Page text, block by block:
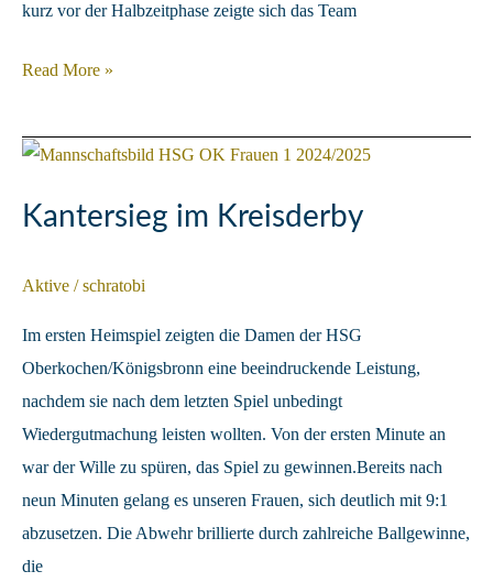
kurz vor der Halbzeitphase zeigte sich das Team
HSG
gute
Read More »
Kantersieg im Kreisderby
Aktive /schratobi
Im ersten Heimspiel zeigten die Damen der HSG
Oberkochen/Königsbronn eine beeindruckende Leistung,
nachdem sie nach dem letzten Spiel unbedingt
Wiedergutmachung leisten wollten. Von der ersten Minute an
war der Wille zu spüren, das Spiel zu gewinnen.Bereits nach
neun Minuten gelang es unseren Frauen, sich deutlich mit 9:1
abzusetzen. Die Abwehr brillierte durch zahlreiche Ballgewinne,
die